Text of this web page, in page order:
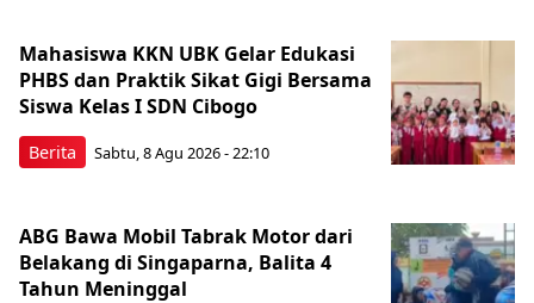
Berita
Mahasiswa KKN UBK Gelar Edukasi
PHBS dan Praktik Sikat Gigi Bersama
Siswa Kelas I SDN Cibogo
Sabtu, 8 Agu 2026 - 22:10
ABG Bawa Mobil Tabrak Motor dari
Belakang di Singaparna, Balita 4
Tahun Meninggal